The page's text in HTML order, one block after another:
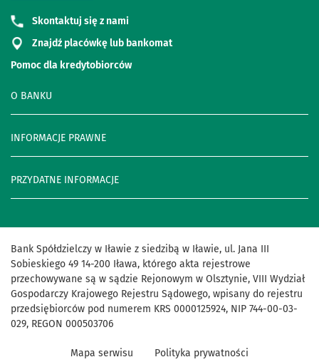
O BANKU
INFORMACJE PRAWNE
PRZYDATNE INFORMACJE
Skontaktuj się z nami
Znajdź placówkę lub bankomat
Pomoc dla kredytobiorców
Bank Spółdzielczy w Iławie z siedzibą w Iławie, ul. Jana III
Sobieskiego 49 14-200 Iława, którego akta rejestrowe
przechowywane są w sądzie Rejonowym w Olsztynie, VIII Wydział
Gospodarczy Krajowego Rejestru Sądowego, wpisany do rejestru
przedsiębiorców pod numerem KRS 0000125924, NIP 744-00-03-
029, REGON 000503706
Mapa serwisu Polityka prywatności